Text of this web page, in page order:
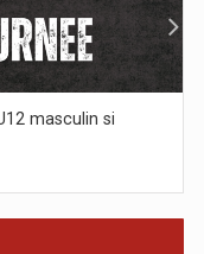
masculin si